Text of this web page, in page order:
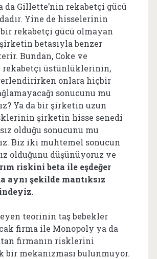
da Gillette’nin rekabetçi gücü
Yine de hisselerinin
rekabetçi gücü olmayan
betasıyla benzer
Bundan, Coke ve
rekabetçi üstünlüklerinin,
onlara hiçbir
sonucunu mu
Ya da bir şirketin uzun
şirketin hisse senedi
olduğu sonucunu mu
Biz iki muhtemel sonucun
olduğunu düşünüyoruz ve
riskini beta ile eşdeğer
aynı şekilde mantıksız
teorinin taş bebekler
firma ile Monopoly ya da
firmanın risklerini
bir mekanizması bulunmuyor.